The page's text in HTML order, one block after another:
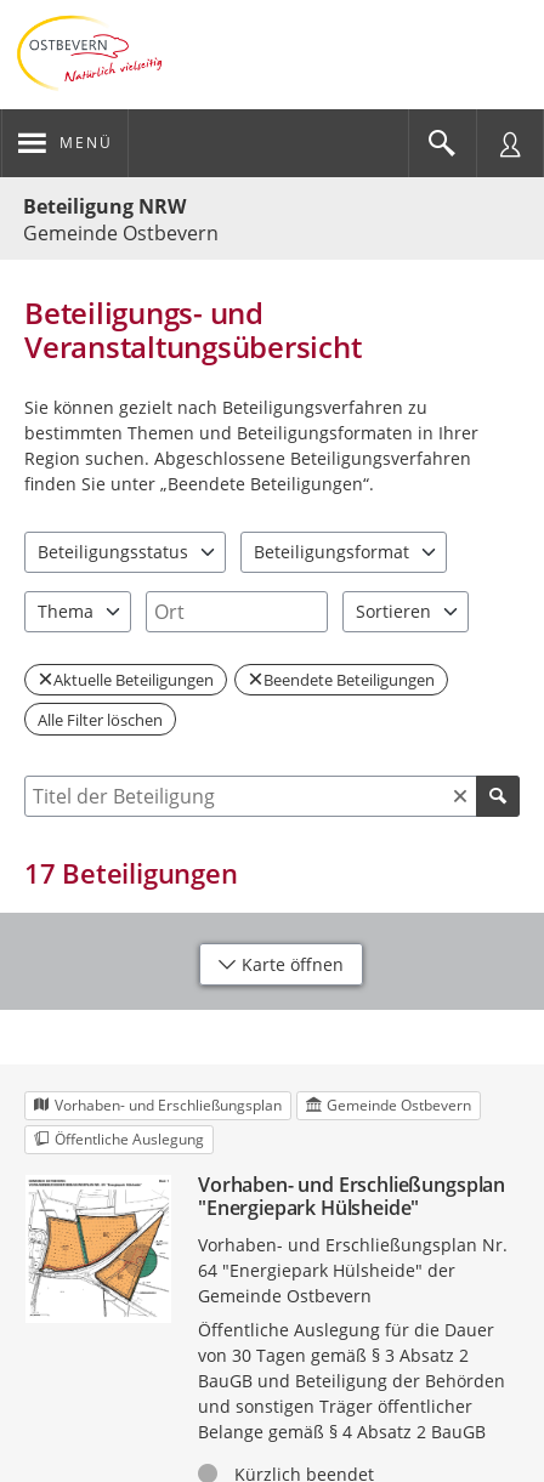
MENÜ
Beteiligung NRW
Gemeinde Ostbevern
Beteiligungs- und
Veranstaltungsübersicht
Sie können gezielt nach Beteiligungsverfahren zu
bestimmten Themen und Beteiligungsformaten in Ihrer
Region suchen. Abgeschlossene Beteiligungsverfahren
finden Sie unter „Beendete Beteiligungen“.
Beteiligungsstatus
Beteiligungsformat
Thema
Ort
Sortieren
Aktuelle Beteiligungen
Beendete Beteiligungen
Alle Filter löschen
Suche nach Beteiligung
17 Beteiligungen
Karte öffnen
Vorhaben- und Erschließungsplan
Gemeinde Ostbevern
Öffentliche Auslegung
Vorhaben- und Erschließungsplan
"Energiepark Hülsheide"
Vorhaben- und Erschließungsplan Nr.
64 "Energiepark Hülsheide" der
Gemeinde Ostbevern
Öffentliche Auslegung für die Dauer
von 30 Tagen gemäß § 3 Absatz 2
BauGB und Beteiligung der Behörden
und sonstigen Träger öffentlicher
Belange gemäß § 4 Absatz 2 BauGB
StatusKürzlich beendet